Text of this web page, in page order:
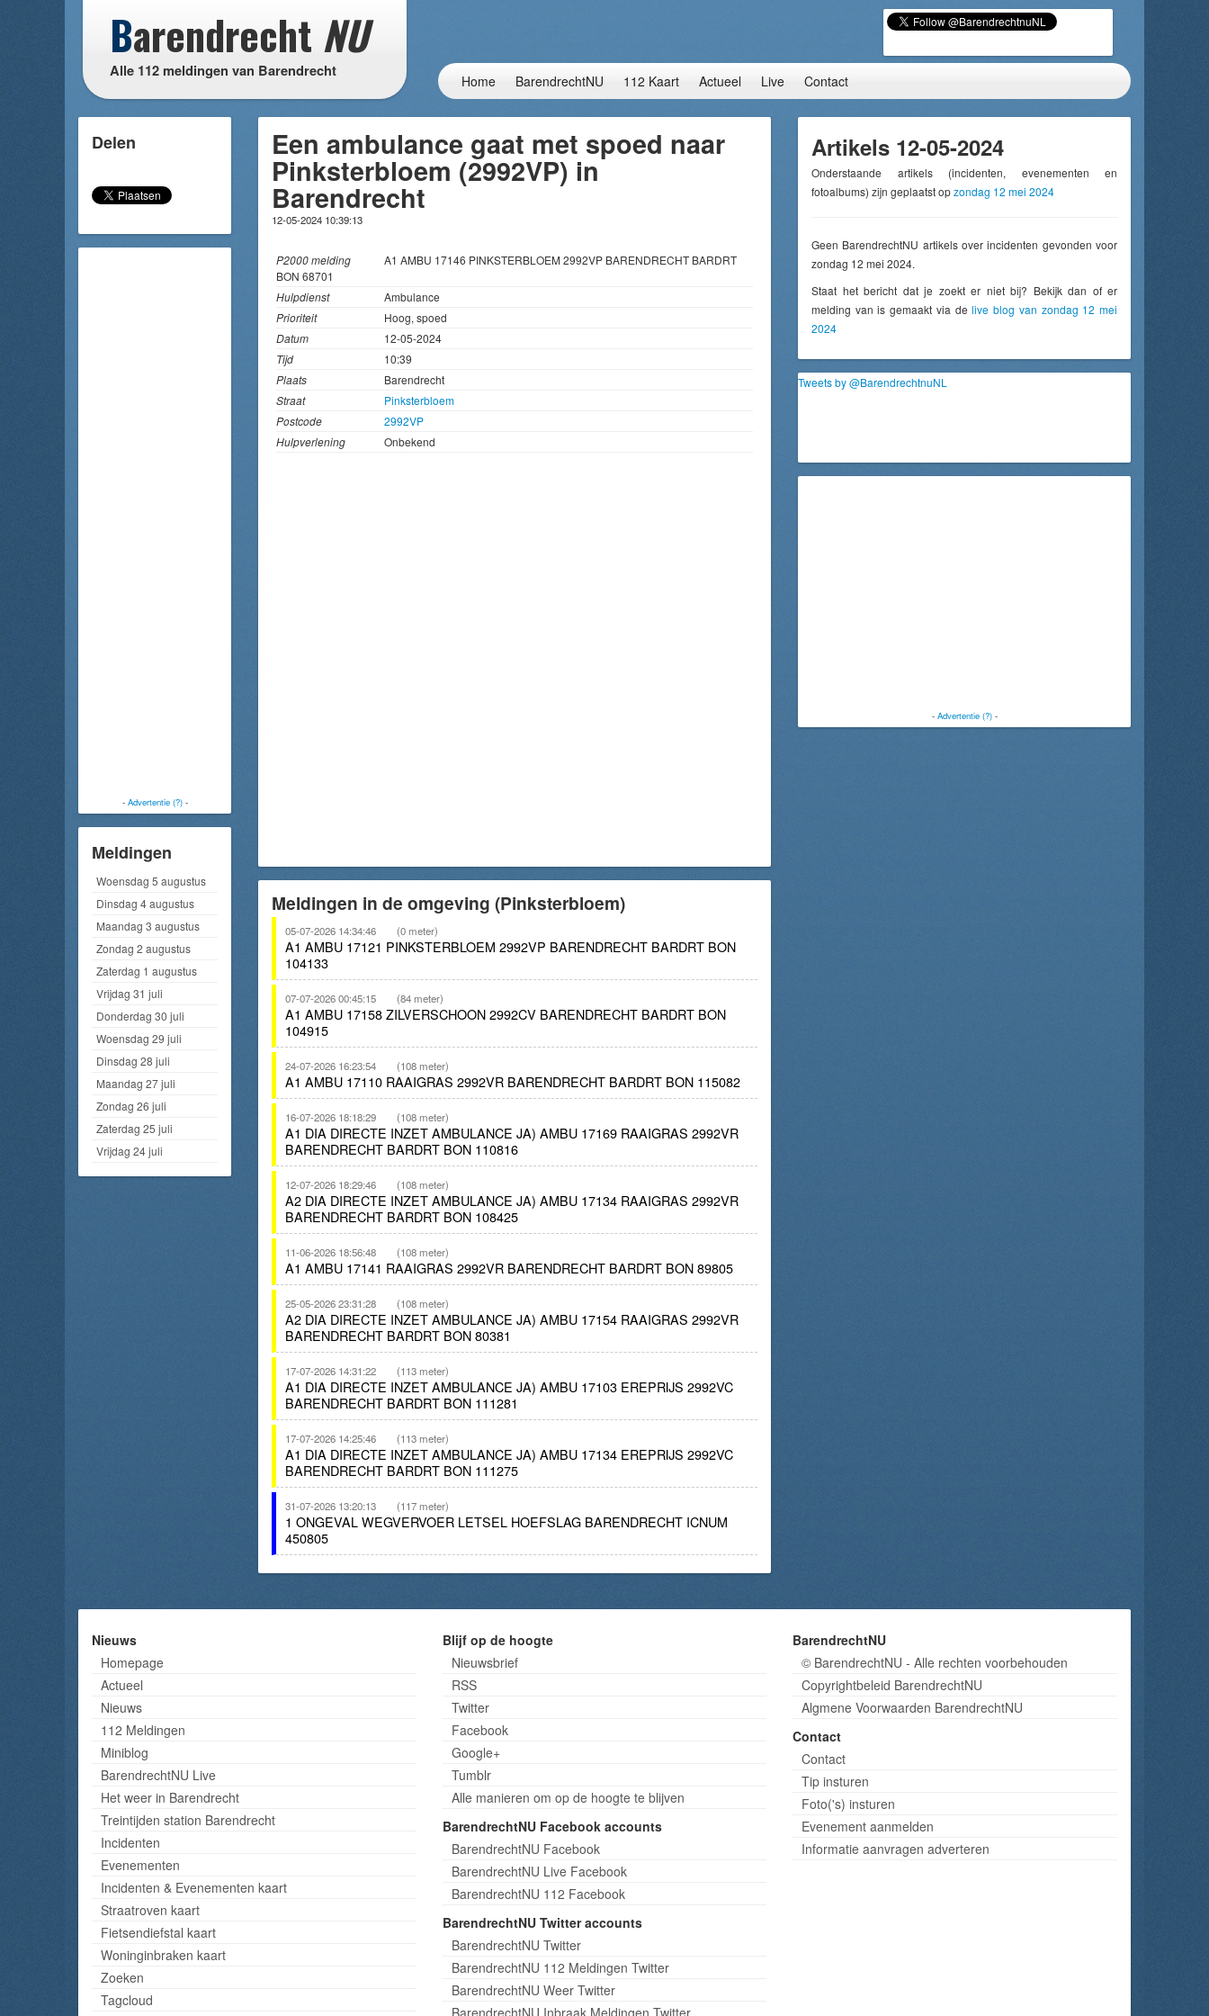
Barendrecht NU
Alle 112 meldingen van Barendrecht
Home BarendrechtNU 112 Kaart Actueel Live Contact
Delen
- Advertentie (?)-
Meldingen
Woensdag 5 augustus
Dinsdag 4 augustus
Maandag 3 augustus
Zondag 2 augustus
Zaterdag 1 augustus
Vrijdag 31 juli
Donderdag 30 juli
Woensdag 29 juli
Dinsdag 28 juli
Maandag 27 juli
Zondag 26 juli
Zaterdag 25 juli
Vrijdag 24 juli
Een ambulance gaat met spoed naar
Pinksterbloem (2992VP) in
Barendrecht
12-05-2024 10:39:13
P2000 melding
A1 AMBU 17146 PINKSTERBLOEM 2992VP BARENDRECHT BARDRT
BON 68701
Hulpdienst
Ambulance
Prioriteit
Hoog, spoed
Datum
12-05-2024
Tijd
10:39
Plaats
Barendrecht
Straat
Pinksterbloem
Postcode
2992VP
Hulpverlening
Onbekend
Meldingen in de omgeving (Pinksterbloem)
05-07-2026 14:34:46 (0 meter)
A1 AMBU 17121 PINKSTERBLOEM 2992VP BARENDRECHT BARDRT BON
104133
07-07-2026 00:45:15 (84 meter)
A1 AMBU 17158 ZILVERSCHOON 2992CV BARENDRECHT BARDRT BON
104915
24-07-2026 16:23:54 (108 meter)
A1 AMBU 17110 RAAIGRAS 2992VR BARENDRECHT BARDRT BON 115082
16-07-2026 18:18:29 (108 meter)
A1 DIA DIRECTE INZET AMBULANCE JA) AMBU 17169 RAAIGRAS 2992VR
BARENDRECHT BARDRT BON 110816
12-07-2026 18:29:46 (108 meter)
A2 DIA DIRECTE INZET AMBULANCE JA) AMBU 17134 RAAIGRAS 2992VR
BARENDRECHT BARDRT BON 108425
11-06-2026 18:56:48 (108 meter)
A1 AMBU 17141 RAAIGRAS 2992VR BARENDRECHT BARDRT BON 89805
25-05-2026 23:31:28 (108 meter)
A2 DIA DIRECTE INZET AMBULANCE JA) AMBU 17154 RAAIGRAS 2992VR
BARENDRECHT BARDRT BON 80381
17-07-2026 14:31:22 (113 meter)
A1 DIA DIRECTE INZET AMBULANCE JA) AMBU 17103 EREPRIJS 2992VC
BARENDRECHT BARDRT BON 111281
17-07-2026 14:25:46 (113 meter)
A1 DIA DIRECTE INZET AMBULANCE JA) AMBU 17134 EREPRIJS 2992VC
BARENDRECHT BARDRT BON 111275
31-07-2026 13:20:13 (117 meter)
1 ONGEVAL WEGVERVOER LETSEL HOEFSLAG BARENDRECHT ICNUM
450805
Artikels 12-05-2024
Onderstaande artikels (incidenten, evenementen en
fotoalbums) zijn geplaatst opzondag 12 mei 2024
Geen BarendrechtNU artikels over incidenten gevonden voor
zondag 12 mei 2024.
Staat het bericht dat je zoekt er niet bij? Bekijk dan of er
melding van is gemaakt via delive blog van zondag 12 mei
2024
Tweets by @BarendrechtnuNL
- Advertentie (?)-
Nieuws
Homepage
Actueel
Nieuws
112 Meldingen
Miniblog
BarendrechtNU Live
Het weer in Barendrecht
Treintijden station Barendrecht
Incidenten
Evenementen
Incidenten & Evenementen kaart
Straatroven kaart
Fietsendiefstal kaart
Woninginbraken kaart
Zoeken
Tagcloud
Blijf op de hoogte
Nieuwsbrief
RSS
Twitter
Facebook
Google+
Tumblr
Alle manieren om op de hoogte te blijven
BarendrechtNU Facebook accounts
BarendrechtNU Facebook
BarendrechtNU Live Facebook
BarendrechtNU 112 Facebook
BarendrechtNU Twitter accounts
BarendrechtNU Twitter
BarendrechtNU 112 Meldingen Twitter
BarendrechtNU Weer Twitter
BarendrechtNU Inbraak Meldingen Twitter
BarendrechtNU
© BarendrechtNU - Alle rechten voorbehouden
Copyrightbeleid BarendrechtNU
Algmene Voorwaarden BarendrechtNU
Contact
Contact
Tip insturen
Foto('s) insturen
Evenement aanmelden
Informatie aanvragen adverteren